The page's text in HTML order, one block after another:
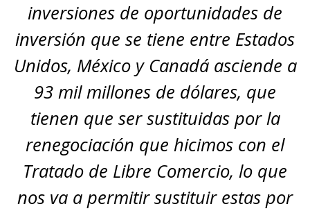
inversiones de oportunidades de
inversión que se tiene entre Estados
Unidos, México y Canadá asciende a
93 mil millones de dólares, que
tienen que ser sustituidas por la
renegociación que hicimos con el
Tratado de Libre Comercio, lo que
nos va a permitir sustituir estas por